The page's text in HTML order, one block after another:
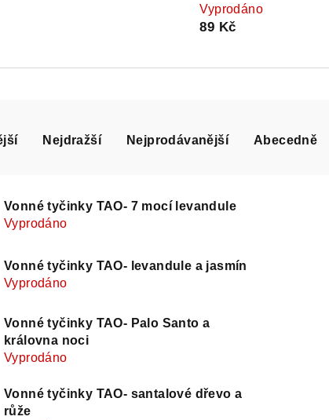
Vyprodáno
89 Kč
Nejdražší Nejprodávanější Abecedně
Vonné tyčinky TAO- 7 mocí levandule
Vyprodáno
Vonné tyčinky TAO- levandule a jasmín
Vyprodáno
Vonné tyčinky TAO- Palo Santo a
královna noci
Vyprodáno
Vonné tyčinky TAO- santalové dřevo a
růže